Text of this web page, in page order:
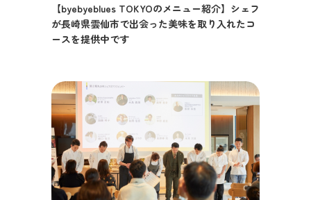
【byebyeblues TOKYOのメニュー紹介】シェフ
が長崎県雲仙市で出会った美味を取り入れたコ
ースを提供中です